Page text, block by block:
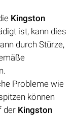
Kingston
ist, kann dies
durch Stürze,
Probleme wie
können
der Kingston